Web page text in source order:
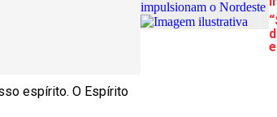
espírito. O Espírito